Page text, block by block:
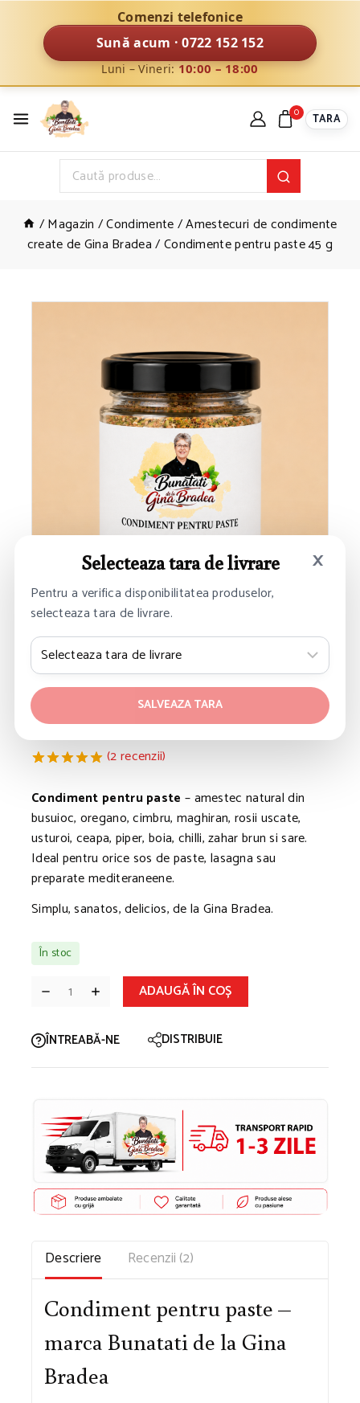
Comenzi telefonice
Sună acum · 0722 152 152
Luni – Vineri:10:00 – 18:00
0 TARA
/Magazin /Condimente/Amestecuri de condimente
create de Gina Bradea/Condimente pentru paste 45 g
Condimente pentru paste 45 g
bazat pe
clienților
(2recenzii)
Condiment pentru paste – amestec natural din
busuioc, oregano, cimbru, maghiran, rosii uscate,
usturoi, ceapa, piper, boia, chilli, zahar brun si sare.
Ideal pentru orice sos de paste, lasagna sau
preparate mediteraneene.
Simplu, sanatos, delicios, de la Gina Bradea.
În stoc
ADAUGĂ ÎN COȘ
ÎNTREABĂ-NE DISTRIBUIE
Descriere Recenzii (2)
Condiment pentru paste –
marca Bunatati de la Gina
Bradea
×
Selecteaza tara de livrare
Pentru a verifica disponibilitatea produselor,
selecteaza tara de livrare.
SALVEAZA TARA